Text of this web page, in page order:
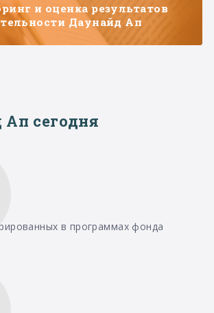
и оценка результатов
Даунайд Ап
сегодня
в программах фонда